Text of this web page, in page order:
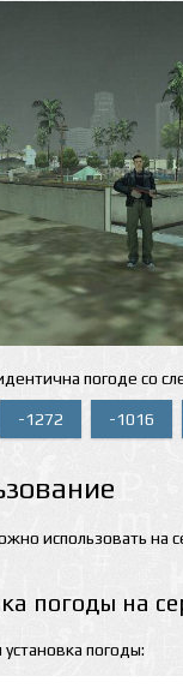
погоде со
-1272 -1016
использовать на
погоды на
погоды: